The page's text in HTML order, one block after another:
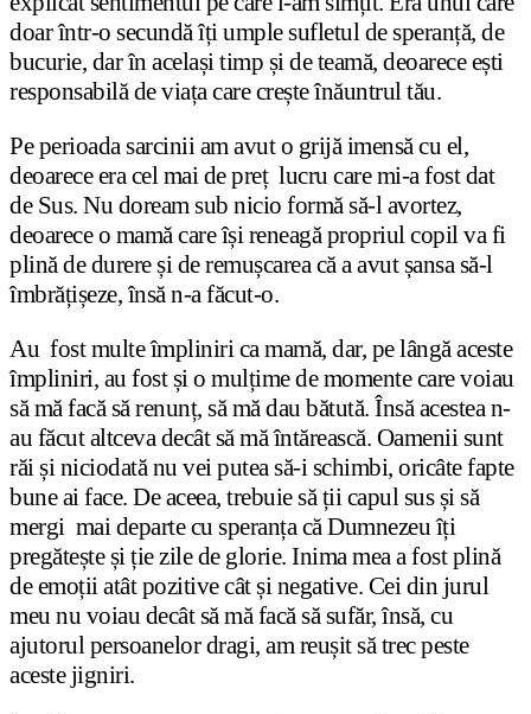
doar într-o secundă îți umple sufletul de speranță, de
bucurie, dar în același timp și de teamă, deoarece ești
responsabilă de viața care crește înăuntrul tău.
Pe perioada sarcinii am avut o grijă imensă cu el,
deoarece era cel mai de preț lucru care mi-a fost dat
de Sus. Nu doream sub nicio formă să-l avortez,
deoarece o mamă care își reneagă propriul copil va fi
plină de durere și de remușcarea că a avut șansa să-l
îmbrățișeze, însă n-a făcut-o.
Au fost multe împliniri ca mamă, dar, pe lângă aceste
împliniri, au fost și o mulțime de momente care voiau
să mă facă să renunț, să mă dau bătută. Însă acestea n-
au făcut altceva decât să mă întărească. Oamenii sunt
răi și niciodată nu vei putea să-i schimbi, oricâte fapte
bune ai face. De aceea, trebuie să ții capul sus și să
mergi mai departe cu speranța că Dumnezeu îți
pregătește și ție zile de glorie. Inima mea a fost plină
de emoții atât pozitive cât și negative. Cei din jurul
meu nu voiau decât să mă facă să sufăr, însă, cu
ajutorul persoanelor dragi, am reușit să trec peste
aceste jigniri.